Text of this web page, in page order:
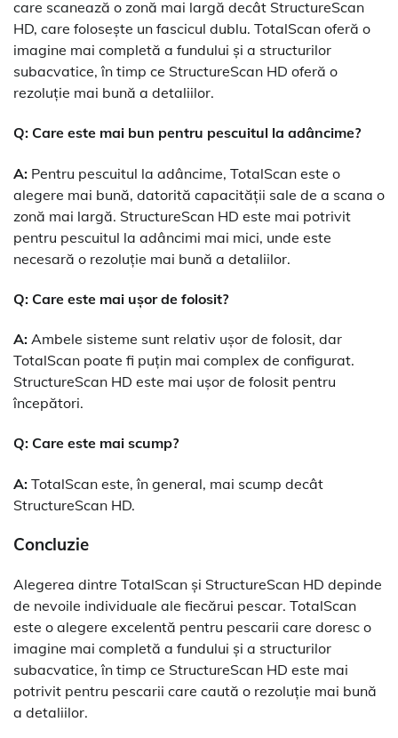
care scanează o zonă mai largă decât StructureScan
HD, care folosește un fascicul dublu. TotalScan oferă o
imagine mai completă a fundului și a structurilor
subacvatice, în timp ce StructureScan HD oferă o
rezoluție mai bună a detaliilor.
Q: Care este mai bun pentru pescuitul la adâncime?
A: Pentru pescuitul la adâncime, TotalScan este o
alegere mai bună, datorită capacității sale de a scana o
zonă mai largă. StructureScan HD este mai potrivit
pentru pescuitul la adâncimi mai mici, unde este
necesară o rezoluție mai bună a detaliilor.
Q: Care este mai ușor de folosit?
A: Ambele sisteme sunt relativ ușor de folosit, dar
TotalScan poate fi puțin mai complex de configurat.
StructureScan HD este mai ușor de folosit pentru
începători.
Q: Care este mai scump?
A: TotalScan este, în general, mai scump decât
StructureScan HD.
Concluzie
Alegerea dintre TotalScan și StructureScan HD depinde
de nevoile individuale ale fiecărui pescar. TotalScan
este o alegere excelentă pentru pescarii care doresc o
imagine mai completă a fundului și a structurilor
subacvatice, în timp ce StructureScan HD este mai
potrivit pentru pescarii care caută o rezoluție mai bună
a detaliilor.